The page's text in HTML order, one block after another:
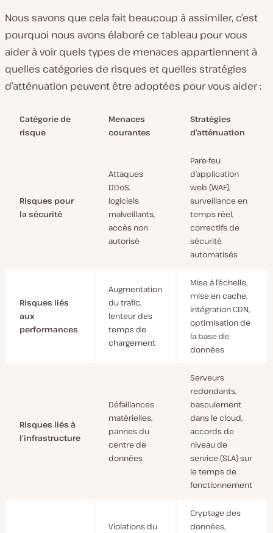
Nous savons que cela fait beaucoup à assimiler, c’est
pourquoi nous avons élaboré ce tableau pour vous
aider à voir quels types de menaces appartiennent à
quelles catégories de risques et quelles stratégies
d’atténuation peuvent être adoptées pour vous aider :
Catégorie de
risque
Menaces
courantes
Stratégies
d’atténuation
Risques pour
la sécurité
Attaques
DDoS,
logiciels
malveillants,
accès non
autorisé
Pare-feu
d’application
web (WAF),
surveillance en
temps réel,
correctifs de
sécurité
automatisés
Risques liés
aux
performances
Augmentation
du trafic,
lenteur des
temps de
chargement
Mise à l’échelle,
mise en cache,
intégration CDN,
optimisation de
la base de
données
Risques liés à
l’infrastructure
Défaillances
matérielles,
pannes du
centre de
données
Serveurs
redondants,
basculement
dans le cloud,
accords de
niveau de
service (SLA) sur
le temps de
fonctionnement
Violations du
Cryptage des
données,